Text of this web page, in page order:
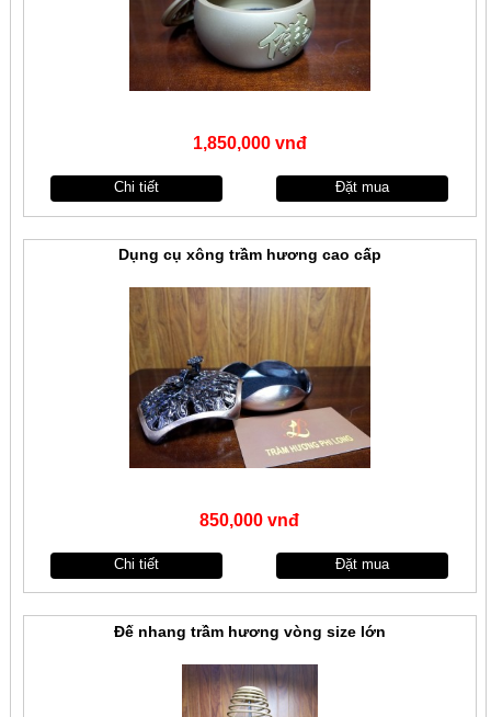
1,850,000 vnđ
Chi tiết Đặt mua
Dụng cụ xông trầm hương cao cấp
850,000 vnđ
Chi tiết Đặt mua
Đế nhang trầm hương vòng size lớn